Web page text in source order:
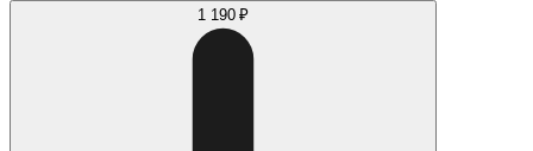
1 190 ₽